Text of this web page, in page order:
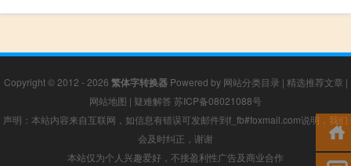
Copyright © 2012 - 2026 繁体字转换器Powered by 网站分类目录 | 精选推荐文章 |
网站地图 | 疑难解答 苏ICP备08021088号
声明：本站内容来自互联网，如信息有错误可发邮件到f_fb#foxmail.com说明，我们
会及时纠正，谢谢
本站仅为个人兴趣爱好，不接盈利性广告及商业合作